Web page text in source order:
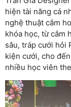
hiện tài năng cá
nghệ thuật cắm
khóa học, từ cắm
sâu, tráp cưới hỏi
kiện cưới, cho
nhiều học viên